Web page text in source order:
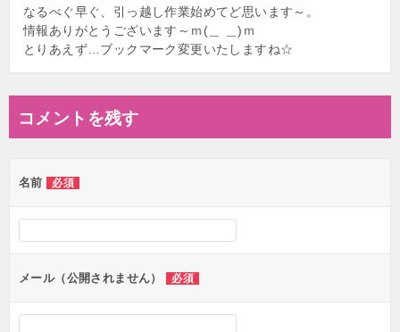
なるべぐ早ぐ、引っ越し作業始めてど思います～。
情報ありがとうございます～ｍ(＿ ＿)ｍ
とりあえず…ブックマーク変更いたしますね☆
コメントを残す
名前 必須
メール（公開されません） 必須